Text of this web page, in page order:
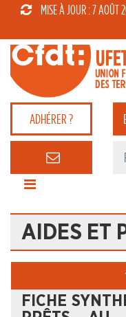
MISE À JOUR : 7 AOÛT
ADHÉRER ?
AIDES ET
FICHE